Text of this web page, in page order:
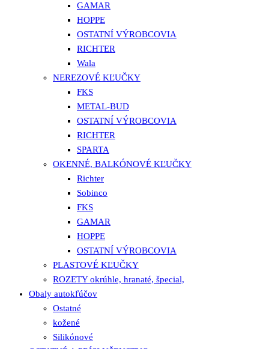
GAMAR
HOPPE
OSTATNÍ VÝROBCOVIA
RICHTER
Wala
NEREZOVÉ KĽUČKY
FKS
METAL-BUD
OSTATNÍ VÝROBCOVIA
RICHTER
SPARTA
OKENNÉ, BALKÓNOVÉ KĽUČKY
Richter
Sobinco
FKS
GAMAR
HOPPE
OSTATNÍ VÝROBCOVIA
PLASTOVÉ KĽUČKY
ROZETY okrúhle, hranaté, špecial,
Obaly autokľúčov
Ostatné
kožené
Silikónové